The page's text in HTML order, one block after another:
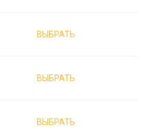
ВЫБРАТЬ
ВЫБРАТЬ
ВЫБРАТЬ